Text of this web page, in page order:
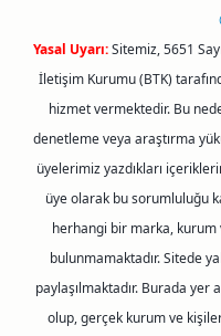
Yasal Uyarı:Sitemiz, 5651
İletişim Kurumu (BTK)
hizmet vermektedir. Bu
denetleme veya araştırma
üyelerimiz yazdıkları
üye olarak bu sorumluluğu
herhangi bir marka, kurum
bulunmamaktadır. Sitede
paylaşılmaktadır. Burada
olup, gerçek kurum ve